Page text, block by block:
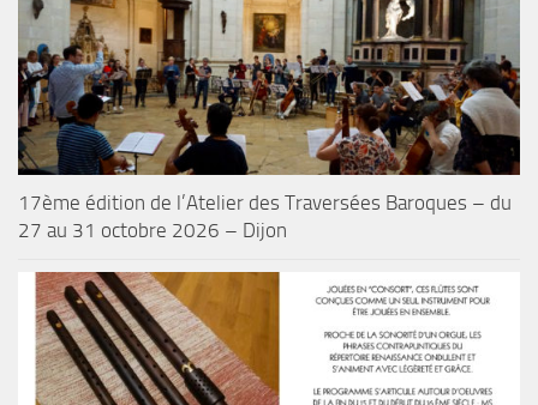
17ème édition de l’Atelier des Traversées Baroques – du
27 au 31 octobre 2026 – Dijon